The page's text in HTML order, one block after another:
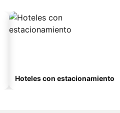
Hoteles con estacionamiento